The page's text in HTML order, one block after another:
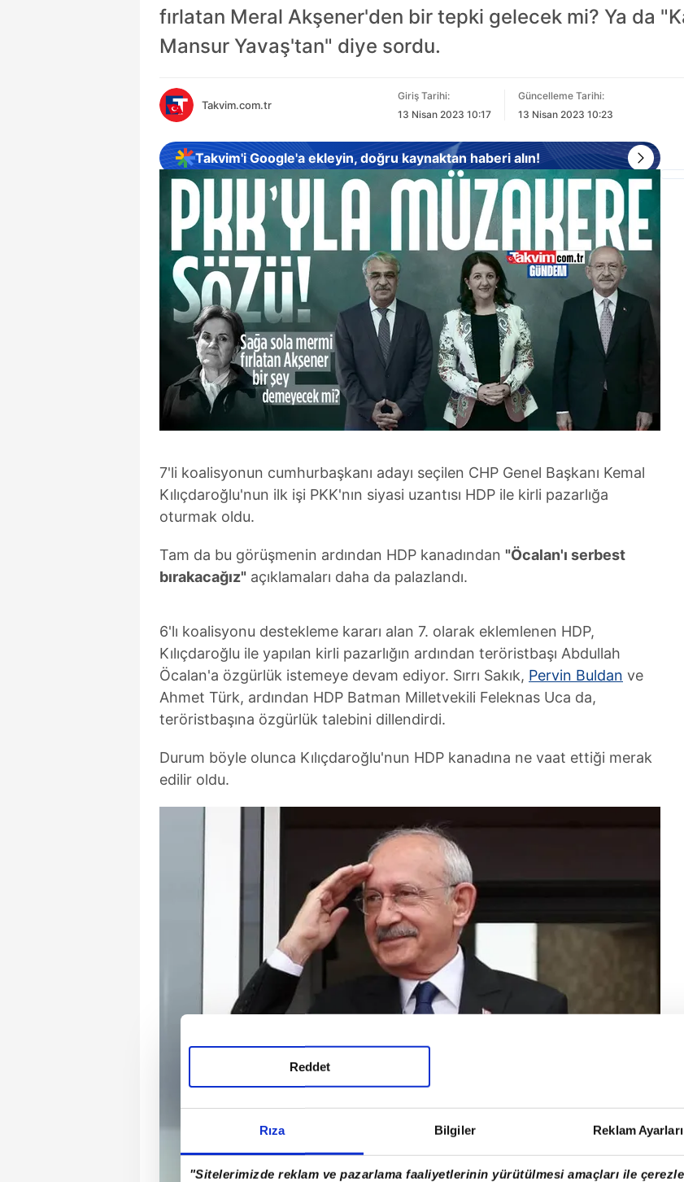
Rıza Bilgiler Reklam Ayarları
"Sitelerimizde reklam ve pazarlama faaliyetlerinin yürütülmesi amaçları ile
Reddet
fırlatan Meral Akşener'den bir tepki gelecek mi? Ya da
Mansur Yavaş'tan" diye sordu.
Takvim.com.tr
Giriş Tarihi:
13 Nisan 2023 10:17
Güncelleme Tarihi:
13 Nisan 2023 10:23
Takvim'i Google'a ekleyin, doğru kaynaktan haberi alın!
7'li koalisyonun cumhurbaşkanı adayı seçilen CHP Genel Başkanı Kemal
Kılıçdaroğlu'nun ilk işi PKK'nın siyasi uzantısı HDP ile kirli pazarlığa
oturmak oldu.
Tam da bu görüşmenin ardından HDP kanadından "Öcalan'ı serbest
bırakacağız" açıklamaları daha da palazlandı.
6'lı koalisyonu destekleme kararı alan 7. olarak eklemlenen HDP,
Kılıçdaroğlu ile yapılan kirli pazarlığın ardından teröristbaşı Abdullah
Öcalan'a özgürlük istemeye devam ediyor. Sırrı Sakık, Pervin Buldan ve
Ahmet Türk, ardından HDP Batman Milletvekili Feleknas Uca da,
teröristbaşına özgürlük talebini dillendirdi.
Durum böyle olunca Kılıçdaroğlu'nun HDP kanadına ne vaat ettiği merak
edilir oldu.